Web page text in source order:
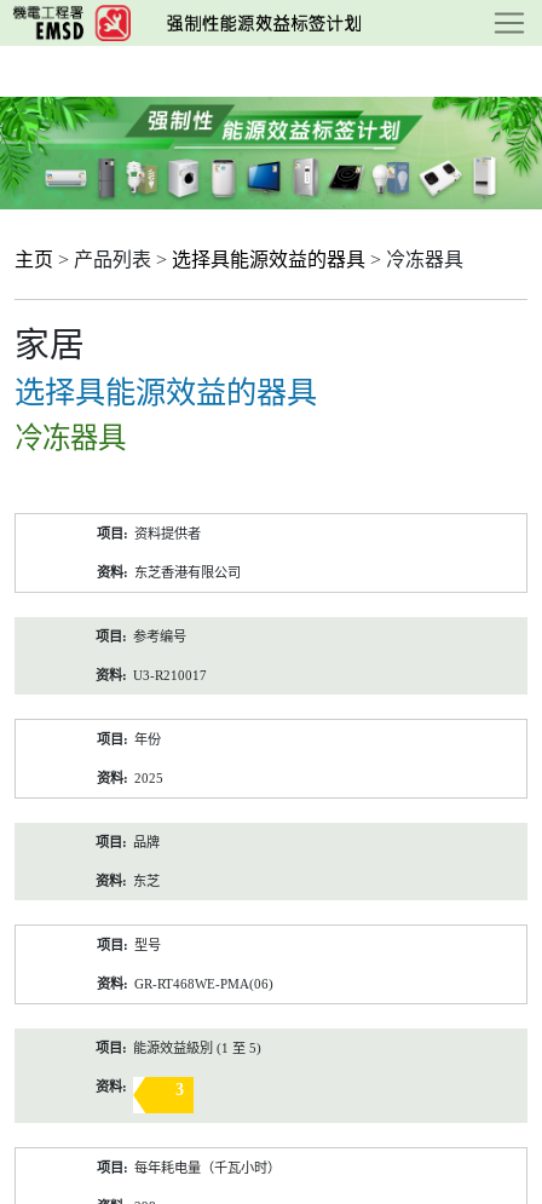
跳
至
要
内
容
主页 > 产品列表 > 选择具能源效益的器具 > 冷冻器具
家居
选择具能源效益的器具
冷冻器具
资料提供者
东芝香港有限公司
参考编号
U3-R210017
年份
2025
品牌
东芝
型号
GR-RT468WE-PMA(06)
能源效益級別 (1 至 5)
3
每年耗电量（千瓦小时）